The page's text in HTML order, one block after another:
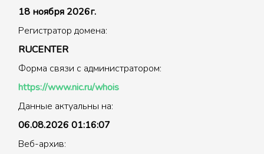
18 ноября 2026г.
Регистратор домена:
RUCENTER
Форма связи с администратором:
https://www.nic.ru/whois
Данные актуальны на:
06.08.2026 01:16:07
Веб-архив: